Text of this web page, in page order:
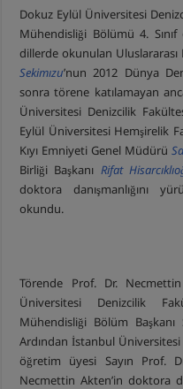
Dokuz Eylül Üniversitesi
Mühendisliği Bölümü 4. Sınıf
dillerde okunulan
Sekimızu’nun 2012 Dünya
sonra törene katılamayan
Üniversitesi Denizcilik
Eylül Üniversitesi Hemşirelik
Kıyı Emniyeti Genel Müdürü
Birliği Başkanı Rifat
doktora danışmanlığını
okundu.
Törende Prof. Dr.
Üniversitesi Denizcilik
Mühendisliği Bölüm Başkanı
Ardından İstanbul
öğretim üyesi Sayın Prof.
Necmettin Akten’in doktora